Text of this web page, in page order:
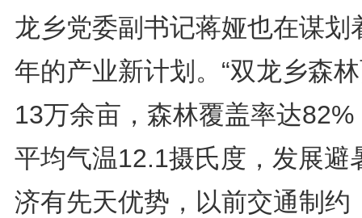
龙乡党委副书记蒋娅也在谋划
年的产业新计划。“双龙乡森
13万余亩，森林覆盖率达82%
平均气温12.1摄氏度，发展避
济有先天优势，以前交通制约